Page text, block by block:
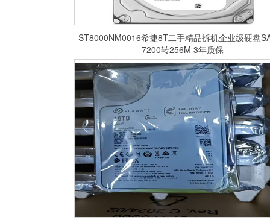
ST8000NM0016希捷8T二手精品拆机企业级硬盘
7200转256M 3年质保